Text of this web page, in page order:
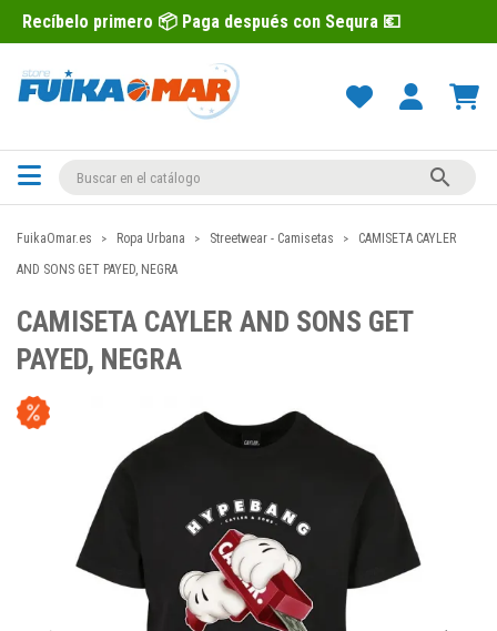
📦 Paga después con Sequra 💶

FuikaOmar.es Ropa Urbana Streetwear - Camisetas
CAMISETA CAYLER
AND SONS GET PAYED, NEGRA
CAMISETA CAYLER AND SONS GET
PAYED, NEGRA